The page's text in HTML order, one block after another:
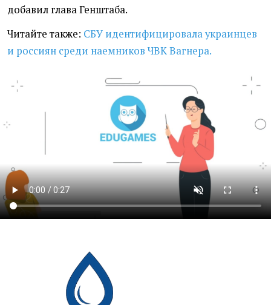
добавил глава Генштаба.
Читайте также: СБУ идентифицировала украинцев
и россиян среди наемников ЧВК Вагнера.